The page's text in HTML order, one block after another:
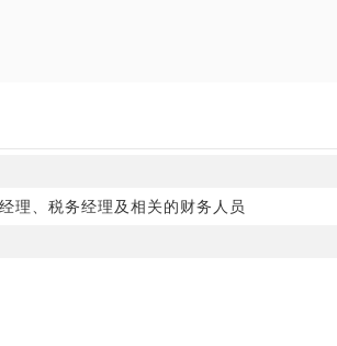
理、税务经理及相关的财务人员